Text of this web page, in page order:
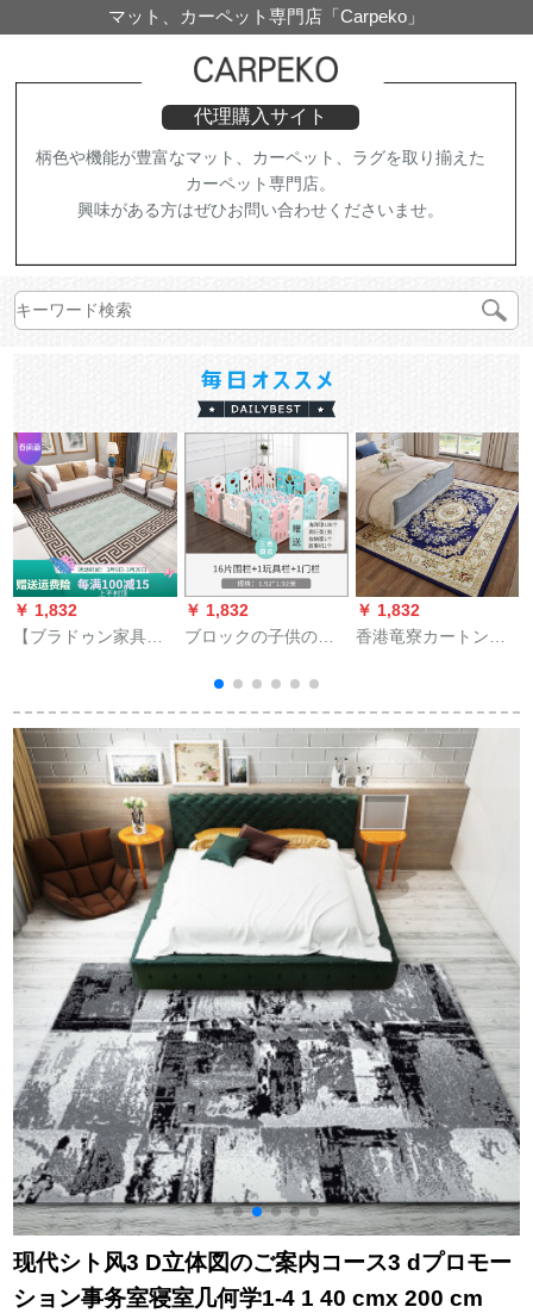
マット、カーペット専門店「Carpeko」
代理購入サイト
柄色や機能が豊富なマット、カーペット、ラグを取り揃えた
カーペット専門店。
興味がある方はぜひお問い合わせくださいませ。
￥ 1,832
【ブラドゥン家具】
部屋部屋部屋部屋部
屋部屋部屋部屋部屋
部屋部屋部屋部屋部
屋部屋部屋部屋部屋
部屋部屋部屋部屋部
屋部屋部屋部屋部屋
部屋部屋部屋部屋部
屋/リヴィン現代寝室
満屋部屋部屋部屋部
屋部屋お茶数ソフ長
方形の中国風カーズ
青塗りの模様160*230
CM 2室リベルム
￥ 1,832
ブロックの子供の楽
の赤ちゃんの防护栏
に配置してありま
す。グリルのおもち
ゃんのバッグのキー
の8487新品のファン
のグレイドア16+2マ
カロンのグループみ
あいです。
￥ 1,832
香港竜寮カートン
现代シト风3 D立体図のご案内コース3 dプロモー
ション事务室寝室几何学1-4 1 40 cmx 200 cm